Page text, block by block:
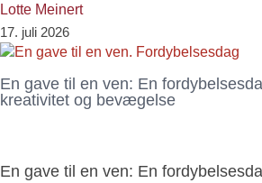
Lotte Meinert
17. juli 2026
En gave til en ven: En
kreativitet og bevægelse
En gave til en ven: En